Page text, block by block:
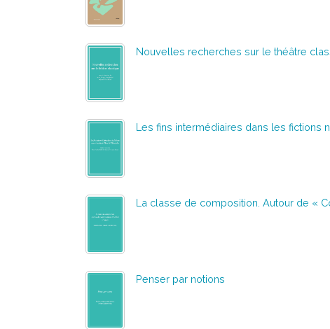
Nouvelles recherches sur le théâtre
Les fins intermédiaires dans les fictions
La classe de composition. Autour de «
Penser par notions